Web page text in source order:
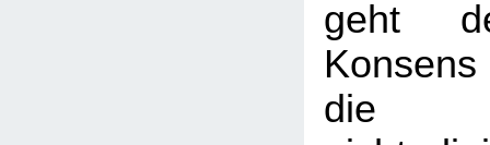
geht
die